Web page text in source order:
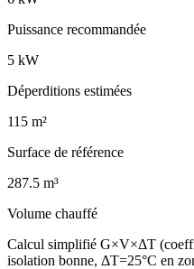
Puissance recommandée
5 kW
Déperditions estimées
115 m²
Surface de référence
287.5 m³
Volume chauffé
Calcul simplifié G×V×ΔT
isolation bonne, ΔT=25°C en